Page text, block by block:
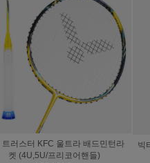
빅터 배드민턴 라켓 제트스피드 T1 K (4
U/프리코어핸들)